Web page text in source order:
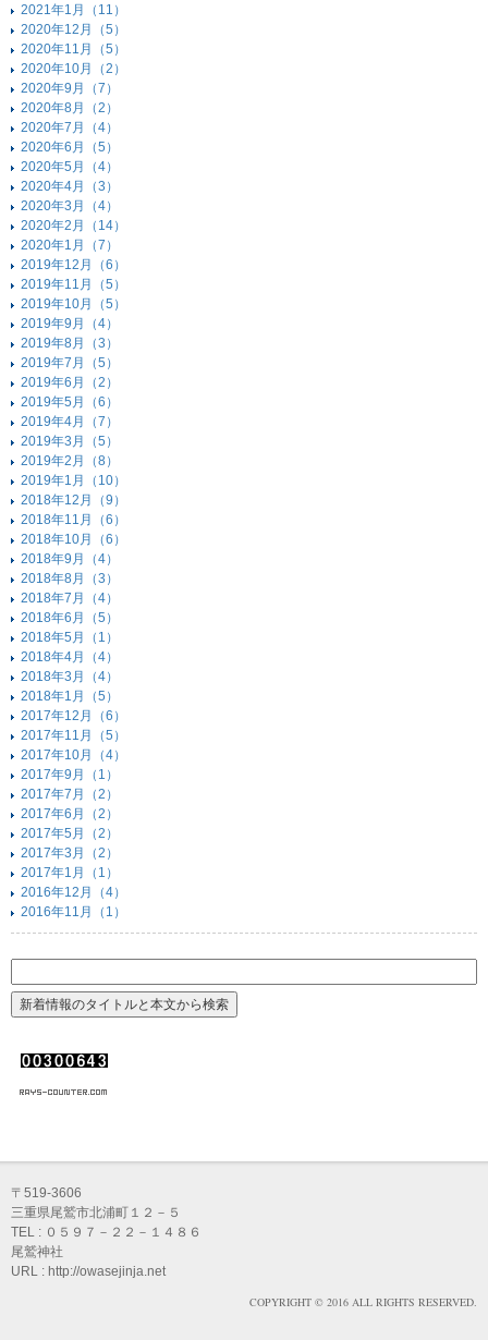
2021年1月（11）
2020年12月（5）
2020年11月（5）
2020年10月（2）
2020年9月（7）
2020年8月（2）
2020年7月（4）
2020年6月（5）
2020年5月（4）
2020年4月（3）
2020年3月（4）
2020年2月（14）
2020年1月（7）
2019年12月（6）
2019年11月（5）
2019年10月（5）
2019年9月（4）
2019年8月（3）
2019年7月（5）
2019年6月（2）
2019年5月（6）
2019年4月（7）
2019年3月（5）
2019年2月（8）
2019年1月（10）
2018年12月（9）
2018年11月（6）
2018年10月（6）
2018年9月（4）
2018年8月（3）
2018年7月（4）
2018年6月（5）
2018年5月（1）
2018年4月（4）
2018年3月（4）
2018年1月（5）
2017年12月（6）
2017年11月（5）
2017年10月（4）
2017年9月（1）
2017年7月（2）
2017年6月（2）
2017年5月（2）
2017年3月（2）
2017年1月（1）
2016年12月（4）
2016年11月（1）
〒519-3606
三重県尾鷲市北浦町１２－５
TEL : ０５９７－２２－１４８６
尾鷲神社
URL : http://owasejinja.net
COPYRIGHT © 2016 ALL RIGHTS RESERVED.